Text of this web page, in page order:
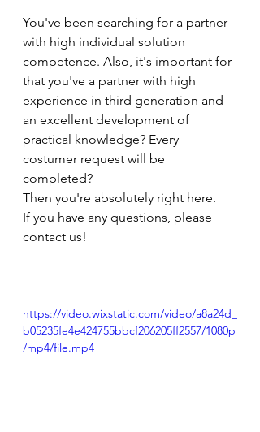
You've been searching for a partner
with high individual solution
competence. Also, it's important for
that you've a partner with high
experience in third generation and
an excellent development of
practical knowledge? Every
costumer request will be
completed?
Then you're absolutely right here.
If you have any questions, please
contact us!
https://video.wixstatic.com/video/a8a24d_
b05235fe4e424755bbcf206205ff2557/1080p
/mp4/file.mp4